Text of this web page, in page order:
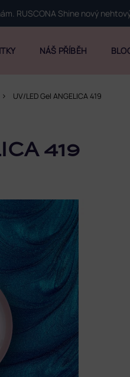
RUSCONA Shine nový
NÁŠ PŘÍBĚH
UV/LED Gel ANGELICA 419
419